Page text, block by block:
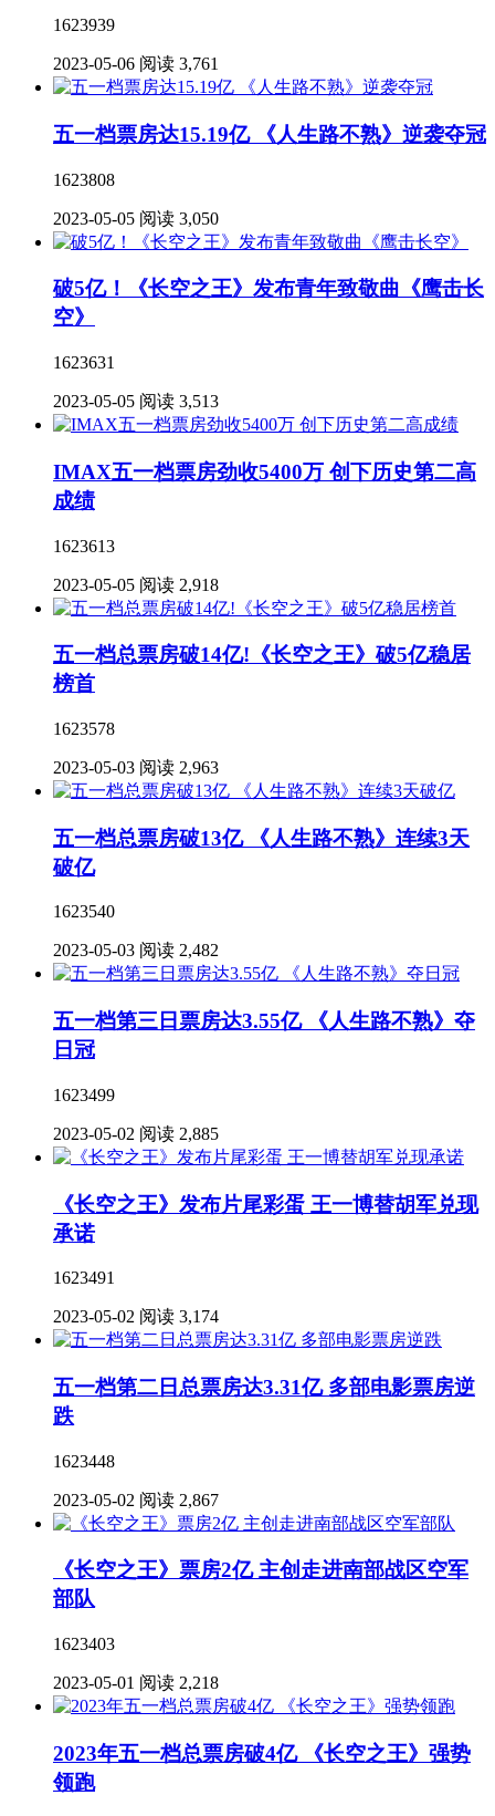
1623939
2023-05-06 阅读 3,761
五一档票房达15.19亿 《人生路不熟》逆袭夺冠
1623808
2023-05-05 阅读 3,050
破5亿！《长空之王》发布青年致敬曲《鹰击长
空》
1623631
2023-05-05 阅读 3,513
IMAX五一档票房劲收5400万 创下历史第二高
成绩
1623613
2023-05-05 阅读 2,918
五一档总票房破14亿!《长空之王》破5亿稳居
榜首
1623578
2023-05-03 阅读 2,963
五一档总票房破13亿 《人生路不熟》连续3天
破亿
1623540
2023-05-03 阅读 2,482
五一档第三日票房达3.55亿 《人生路不熟》夺
日冠
1623499
2023-05-02 阅读 2,885
《长空之王》发布片尾彩蛋 王一博替胡军兑现
承诺
1623491
2023-05-02 阅读 3,174
五一档第二日总票房达3.31亿 多部电影票房逆
跌
1623448
2023-05-02 阅读 2,867
《长空之王》票房2亿 主创走进南部战区空军
部队
1623403
2023-05-01 阅读 2,218
2023年五一档总票房破4亿 《长空之王》强势
领跑